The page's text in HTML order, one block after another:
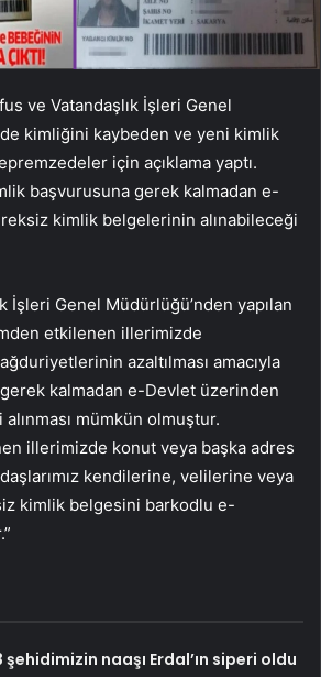
ve Vatandaşlık İşleri Genel
kimliğini kaybeden ve yeni kimlik
için açıklama yaptı.
başvurusuna gerek kalmadan e-
kimlik belgelerinin alınabileceği
İşleri Genel Müdürlüğü’nden yapılan
etkilenen illerimizde
azaltılması amacıyla
kalmadan e-Devlet üzerinden
mümkün olmuştur.
illerimizde konut veya başka adres
kendilerine, velilerine veya
kimlik belgesini barkodlu e-
şehidimizin naaşı Erdal’ın siperi oldu